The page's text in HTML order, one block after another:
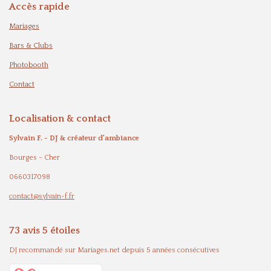
Accès rapide
Mariages
Bars & Clubs
Photobooth
Contact
Localisation & contact
Sylvain F. - DJ & créateur d'ambiance
Bourges - Cher
0660317098
contact@sylvain-f.fr
73 avis 5 étoiles
DJ recommandé sur Mariages.net depuis 5 années consécutives